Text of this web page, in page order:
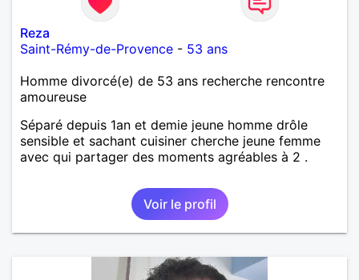
Reza
Saint-Rémy-de-Provence - 53 ans
Homme divorcé(e) de 53 ans recherche rencontre
amoureuse
Séparé depuis 1an et demie jeune homme drôle
sensible et sachant cuisiner cherche jeune femme
avec qui partager des moments agréables à 2 .
Voir le profil